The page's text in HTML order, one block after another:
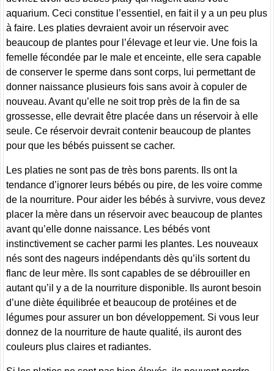
aquarium. Ceci constitue l’essentiel, en fait il y a un peu plus
à faire. Les platies devraient avoir un réservoir avec
beaucoup de plantes pour l’élevage et leur vie. Une fois la
femelle fécondée par le male et enceinte, elle sera capable
de conserver le sperme dans sont corps, lui permettant de
donner naissance plusieurs fois sans avoir à copuler de
nouveau. Avant qu’elle ne soit trop près de la fin de sa
grossesse, elle devrait être placée dans un réservoir à elle
seule. Ce réservoir devrait contenir beaucoup de plantes
pour que les bébés puissent se cacher.
Les platies ne sont pas de très bons parents. Ils ont la
tendance d’ignorer leurs bébés ou pire, de les voire comme
de la nourriture. Pour aider les bébés à survivre, vous devez
placer la mère dans un réservoir avec beaucoup de plantes
avant qu’elle donne naissance. Les bébés vont
instinctivement se cacher parmi les plantes. Les nouveaux
nés sont des nageurs indépendants dès qu’ils sortent du
flanc de leur mère. Ils sont capables de se débrouiller en
autant qu’il y a de la nourriture disponible. Ils auront besoin
d’une diète équilibrée et beaucoup de protéines et de
légumes pour assurer un bon développement. Si vous leur
donnez de la nourriture de haute qualité, ils auront des
couleurs plus claires et radiantes.